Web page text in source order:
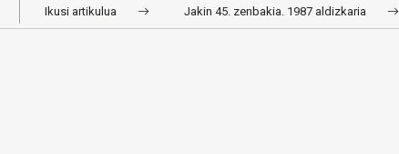
Ikusi artikulua Jakin 45. zenbakia. 1987 aldizkaria